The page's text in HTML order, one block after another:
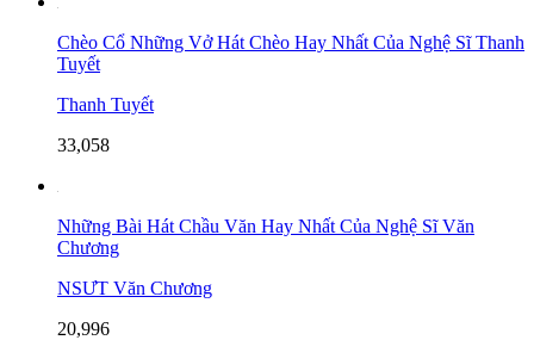
Chèo Cổ Những Vở Hát Chèo Hay Nhất Của Nghệ Sĩ Thanh
Tuyết
Thanh Tuyết
33,058
Những Bài Hát Chầu Văn Hay Nhất Của Nghệ Sĩ Văn
Chương
NSƯT Văn Chương
20,996